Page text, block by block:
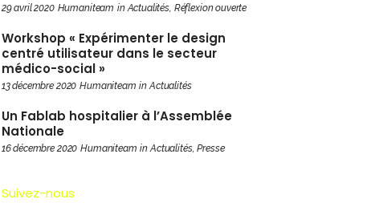
29 avril 2020 Humaniteam in Actualités, Réflexion ouverte
Workshop « Expérimenter le design
centré utilisateur dans le secteur
médico-social »
13 décembre 2020 Humaniteam in Actualités
Un Fablab hospitalier à l’Assemblée
Nationale
16 décembre 2020 Humaniteam in Actualités,Presse
Suivez-nous